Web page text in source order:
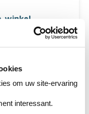
om uw site-ervaring
interessant.
winkel
van je
kleuren te